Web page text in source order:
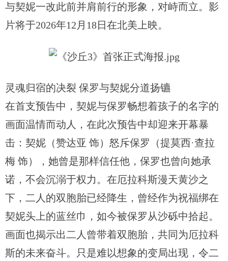
与契妮一改此前并肩前行的形象，对峙而立。影
片将于2026年12月18日在北美上映。
灵魂归宿的决裂 保罗与契妮分道扬镳
在首支预告中，契妮与保罗畅想着孩子的名字的
画面温情而动人，在此次预告中却迎来开幕暴
击：契妮（赞达亚 饰）怒斥保罗（提莫西·查拉
梅 饰），她曾是那样信任他，保罗也曾向她承
诺，不会沉溺于权力。在厄拉科斯漫天黄沙之
下，二人的双胞胎已经降生，曾经作为祝福绑在
契妮头上的蓝丝巾，如今被保罗从沙砾中拾起。
画面也揭示出二人曾带着双胞胎，共同为厄拉科
斯的未来奋斗。只是难以想象的变局出现，令二